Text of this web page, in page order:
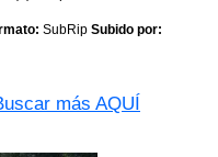
SubRip Subido por:
más AQUÍ